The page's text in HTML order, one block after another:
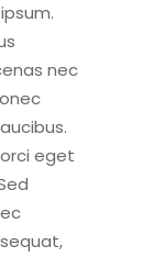
nec
eget